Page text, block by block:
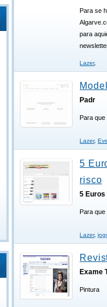
Para se
para
Lazer,
Padr
Para
Lazer,
5
risco
5
Para
Lazer,
Exame
Pintura